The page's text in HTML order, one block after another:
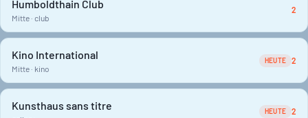
Humboldthain Club
Mitte · club
2
Kino International
Mitte · kino
HEUTE 2
Kunsthaus sans titre HEUTE 2